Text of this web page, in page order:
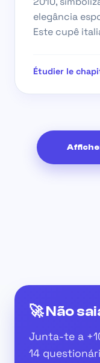
elegância
Este cupê
Étudier le
🚀 Não
Junta-te a
14